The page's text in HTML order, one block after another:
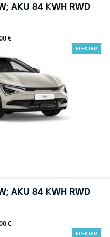
AKU 84 KWH RWD
€
ELEKTER
AKU 84 KWH RWD
€
ELEKTER